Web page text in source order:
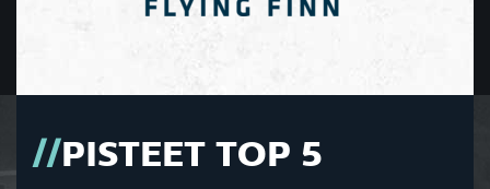
PISTEET TOP 5